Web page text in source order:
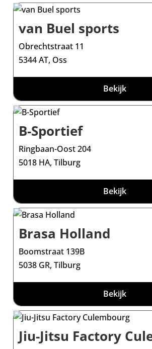
van Buel sports
Obrechtstraat 11
5344 AT, Oss
Bekijk
B-Sportief
Ringbaan-Oost 204
5018 HA, Tilburg
Bekijk
Brasa Holland
Boomstraat 139B
5038 GR, Tilburg
Bekijk
Jiu-Jitsu Factory